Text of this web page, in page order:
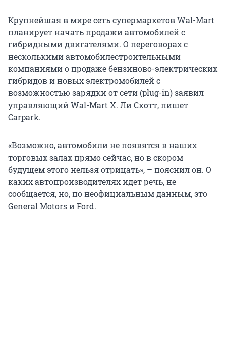
Крупнейшая в мире сеть супермаркетов Wal-Mart
планирует начать продажи автомобилей с
гибридными двигателями. О переговорах с
несколькими автомобилестроительными
компаниями о продаже бензиново-электрических
гибридов и новых электромобилей с
возможностью зарядки от сети (plug-in) заявил
управляющий Wal-Mart Х. Ли Скотт, пишет
Carpark.
«Возможно, автомобили не появятся в наших
торговых залах прямо сейчас, но в скором
будущем этого нельзя отрицать», – пояснил он. О
каких автопроизводителях идет речь, не
сообщается, но, по неофициальным данным, это
General Motors и Ford.